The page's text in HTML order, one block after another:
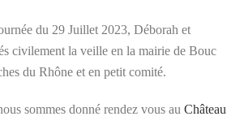
du 29 Juillet 2023, Déborah et
civilement la veille en la mairie de Bouc
du Rhône et en petit comité.
sommes donné rendez vous au Château